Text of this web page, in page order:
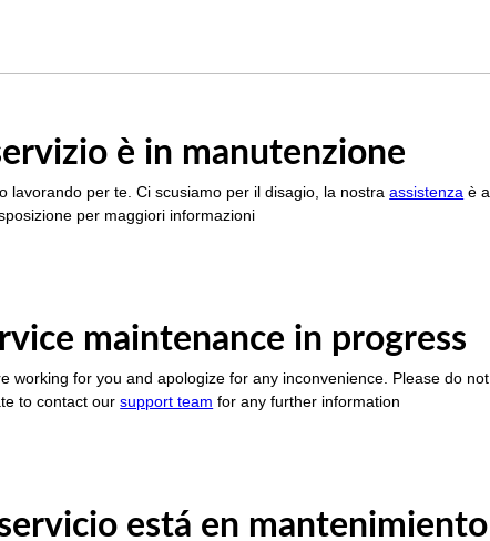
è in manutenzione
lavorando per te. Ci scusiamo per il disagio, la nostraassistenza è a
per maggiori informazioni
maintenance in progress
working for you and apologize for any inconvenience. Please do not
to contact oursupport team for any further information
está en mantenimiento